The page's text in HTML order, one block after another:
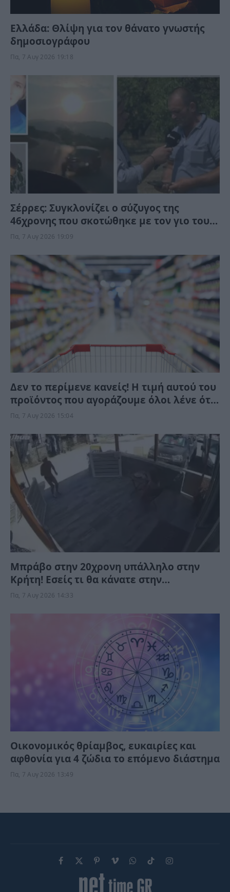
Ελλάδα: Θλίψη για τον θάνατο γνωστής
δημοσιογράφου
Πα, 7 Αυγ 2026 19:18
Σέρρες: Συγκλονίζει ο σύζυγος της
46χρονης που σκοτώθηκε με τον γιο τους
– Το προαίσθημα του, πριν την τραγωδία
Πα, 7 Αυγ 2026 19:09
Δεν το περίμενε κανείς! Η τιμή αυτού του
προϊόντος που αγοράζουμε όλοι λένε ότι
έπεσε κατακόρυφα στα σούπερ μάρκετ –
Πα, 7 Αυγ 2026 15:04
Μπράβο στην 20χρονη υπάλληλο στην
Κρήτη! Εσείς τι θα κάνατε στην
αηδιαστική υπόθεση με τον τουρίστα;
Πα, 7 Αυγ 2026 14:33
Οικονομικός θρίαμβος, ευκαιρίες και
αφθονία για 4 ζώδια το επόμενο διάστημα
Πα, 7 Αυγ 2026 13:49
Facebook
X
(Twitter)
PinterestVimeoWhatsApp
TikTokInstagram